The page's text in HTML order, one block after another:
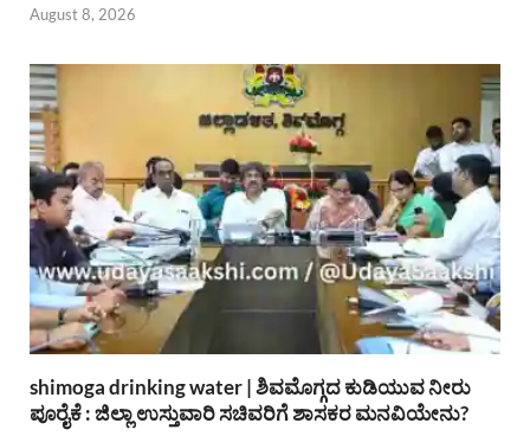
August 8, 2026
shimoga drinking water | ಶಿವಮೊಗ್ಗದ ಕುಡಿಯುವ ನೀರು
ಪೂರೈಕೆ : ಜಿಲ್ಲಾ ಉಸ್ತುವಾರಿ ಸಚಿವರಿಗೆ ಶಾಸಕರ ಮನವಿಯೇನು?